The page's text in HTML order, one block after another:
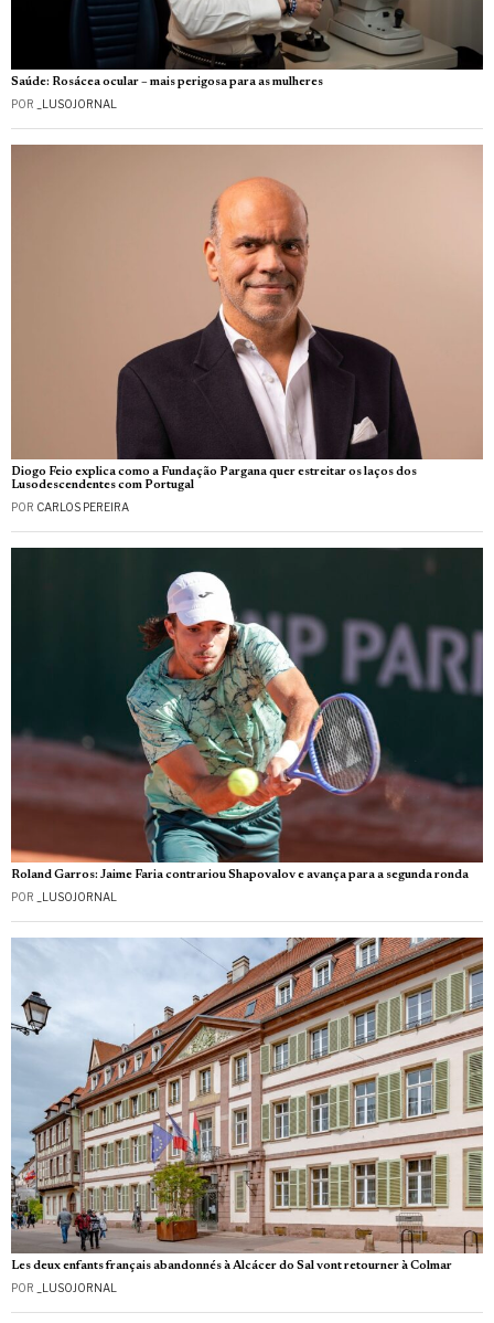
Saúde: Rosácea ocular – mais perigosa para as mulheres
POR _LUSOJORNAL
Diogo Feio explica como a Fundação Pargana quer estreitar os laços dos
Lusodescendentes com Portugal
POR CARLOS PEREIRA
Roland Garros: Jaime Faria contrariou Shapovalov e avança para a segunda ronda
POR _LUSOJORNAL
Les deux enfants français abandonnés à Alcácer do Sal vont retourner à Colmar
POR _LUSOJORNAL